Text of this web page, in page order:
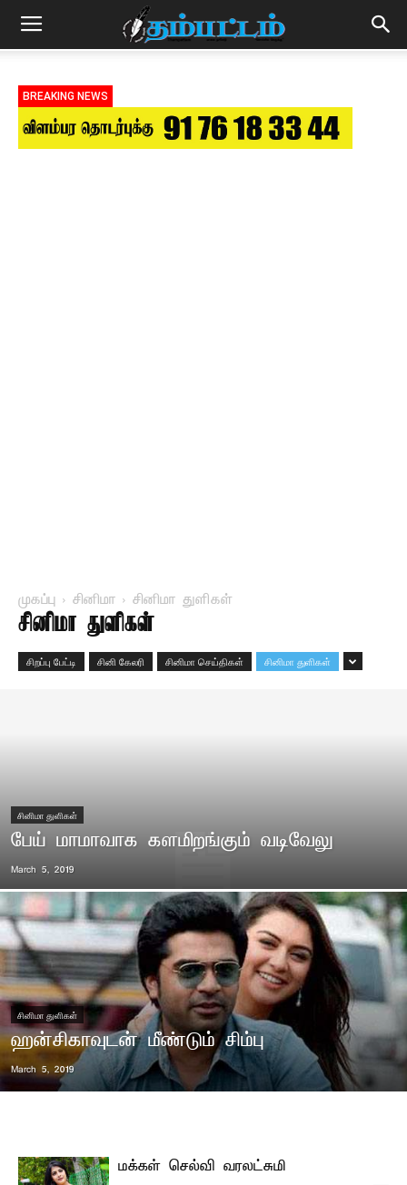
BREAKING NEWS
முகப்பு சினிமா சினிமா துளிகள்
சினிமா துளிகள்
சிறப்பு பேட்டி சினி கேலரி சினிமா செய்திகள் சினிமா துளிகள்
சினிமா துளிகள்
பேய் மாமாவாக களமிறங்கும் வடிவேலு
March 5, 2019
சினிமா துளிகள்
ஹன்சிகாவுடன் மீண்டும் சிம்பு
March 5, 2019
மக்கள் செல்வி வரலட்சுமி